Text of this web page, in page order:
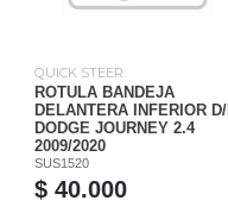
QUICK STEER
ROTULA BANDEJA
DELANTERA INFERIOR D/I
DODGE JOURNEY 2.4
2009/2020
SUS1520
$ 40.000